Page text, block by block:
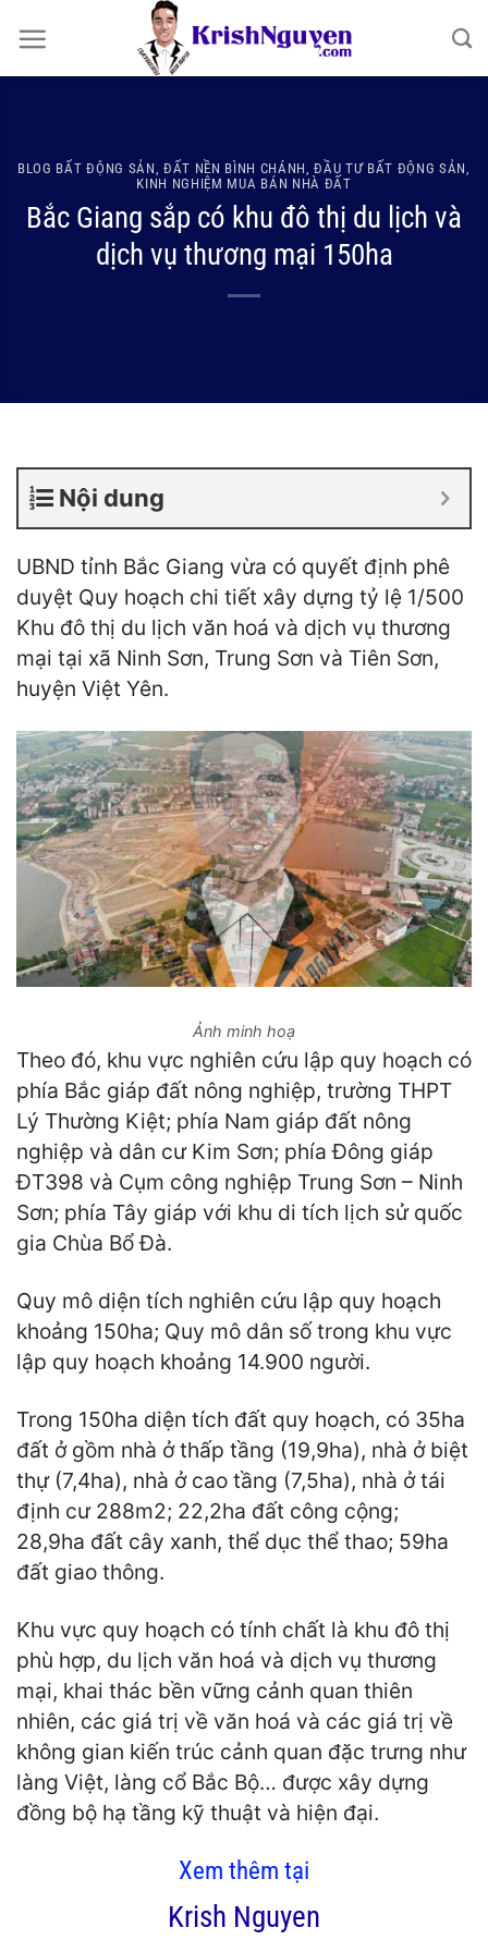
qua
nội
BLOG BẤT ĐỘNG SẢN ĐẤT NỀN BÌNH CHÁNH ,ĐẦU TƯ BẤT ĐỘNG SẢN
KINH NGHIỆM MUA BÁN NHÀ ĐẤT
Bắc Giang sắp có khu đô thị du lịch và
dịch vụ thương mại 150ha
Nội dung
UBND tỉnh Bắc Giang vừa có quyết định phê
duyệt Quy hoạch chi tiết xây dựng tỷ lệ 1/500
Khu đô thị du lịch văn hoá và dịch vụ thương
mại tại xã Ninh Sơn, Trung Sơn và Tiên Sơn,
huyện Việt Yên.
Ảnh minh hoạ
Theo đó, khu vực nghiên cứu lập quy hoạch có
phía Bắc giáp đất nông nghiệp, trường THPT
Lý Thường Kiệt; phía Nam giáp đất nông
nghiệp và dân cư Kim Sơn; phía Đông giáp
ĐT398 và Cụm công nghiệp Trung Sơn – Ninh
Sơn; phía Tây giáp với khu di tích lịch sử quốc
gia Chùa Bổ Đà.
Quy mô diện tích nghiên cứu lập quy hoạch
khoảng 150ha; Quy mô dân số trong khu vực
lập quy hoạch khoảng 14.900 người.
Trong 150ha diện tích đất quy hoạch, có 35ha
đất ở gồm nhà ở thấp tầng (19,9ha), nhà ở biệt
thự (7,4ha), nhà ở cao tầng (7,5ha), nhà ở tái
định cư 288m2; 22,2ha đất công cộng;
28,9ha đất cây xanh, thể dục thể thao; 59ha
đất giao thông.
Khu vực quy hoạch có tính chất là khu đô thị
phù hợp, du lịch văn hoá và dịch vụ thương
mại, khai thác bền vững cảnh quan thiên
nhiên, các giá trị về văn hoá và các giá trị về
không gian kiến trúc cảnh quan đặc trưng như
làng Việt, làng cổ Bắc Bộ… được xây dựng
đồng bộ hạ tầng kỹ thuật và hiện đại.
Xem thêm tại
Krish Nguyen